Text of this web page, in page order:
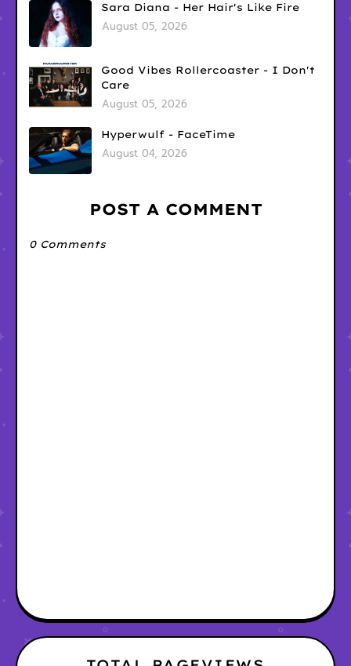
Sara Diana - Her Hair's Like Fire
August 05, 2026
Good Vibes Rollercoaster - I Don't
Care
August 05, 2026
Hyperwulf - FaceTime
August 04, 2026
POST A COMMENT
0 Comments